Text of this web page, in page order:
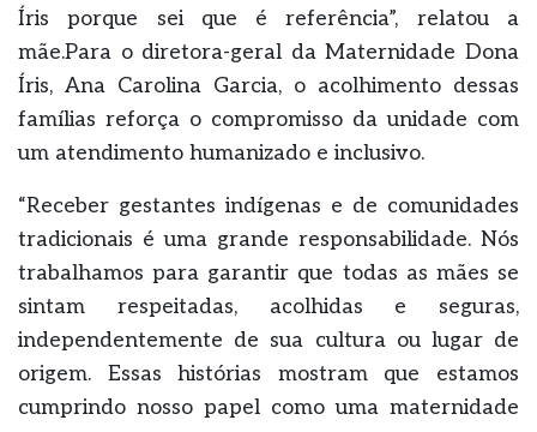
Íris porque sei que é referência”, relatou a
mãe.Para o diretora-geral da Maternidade Dona
Íris, Ana Carolina Garcia, o acolhimento dessas
famílias reforça o compromisso da unidade com
um atendimento humanizado e inclusivo.
“Receber gestantes indígenas e de comunidades
tradicionais é uma grande responsabilidade. Nós
trabalhamos para garantir que todas as mães se
sintam respeitadas, acolhidas e seguras,
independentemente de sua cultura ou lugar de
origem. Essas histórias mostram que estamos
cumprindo nosso papel como uma maternidade